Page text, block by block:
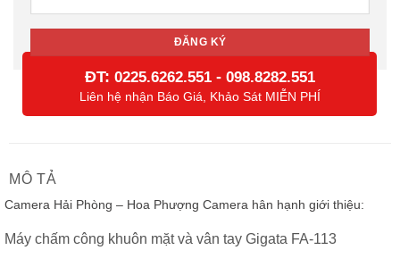
ĐT: 0225.6262.551 - 098.8282.551
Liên hệ nhận Báo Giá, Khảo Sát MIỄN PHÍ
MÔ TẢ
Camera Hải Phòng – Hoa Phượng Camera hân hạnh giới thiệu:
Máy chấm công khuôn mặt và vân tay Gigata FA-113